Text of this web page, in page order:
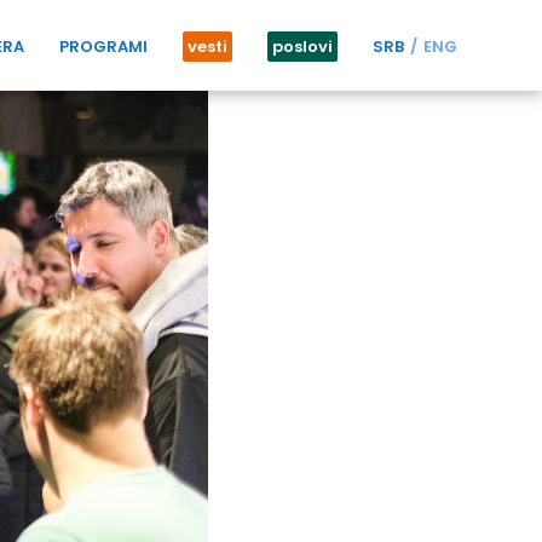
PROGRAMI vesti poslovi SRB ENG